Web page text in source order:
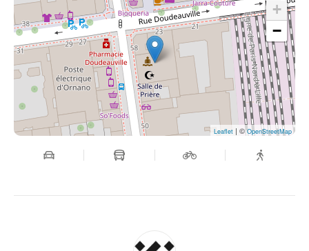
+
−
Leaflet | ©OpenStreetMap